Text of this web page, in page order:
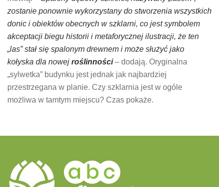
zostanie ponownie wykorzystany do stworzenia wszystkich
donic i obiektów obecnych w szklarni, co jest symbolem
akceptacji biegu historii i metaforycznej ilustracji, że ten
„las” stał się spalonym drewnem i może służyć jako
kołyska dla nowej roślinności– dodają. Oryginalna
„sylwetka” budynku jest jednak jak najbardziej
przestrzegana w planie. Czy szklarnia jest w ogóle
możliwa w tamtym miejscu? Czas pokaże.